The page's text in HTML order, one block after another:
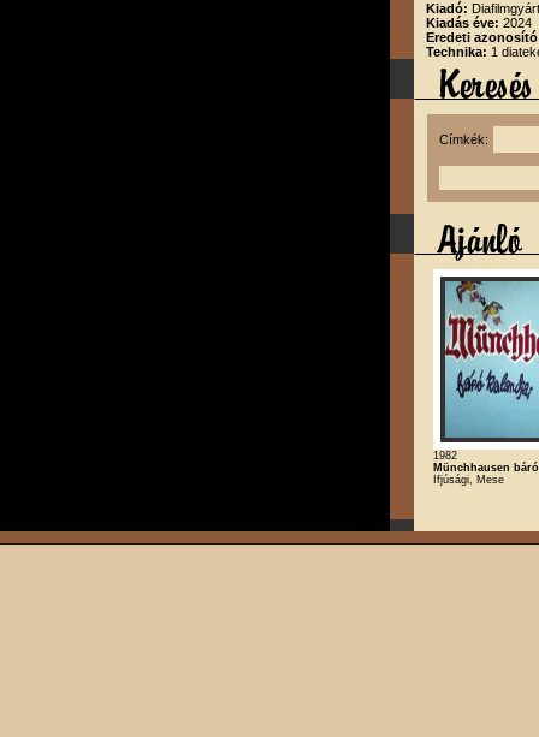
Kiadó:
Kiadás éve: 2024
Eredeti
Technika: 1
Címkék:
1982
Münchhausen
Ifjúsági, Mese